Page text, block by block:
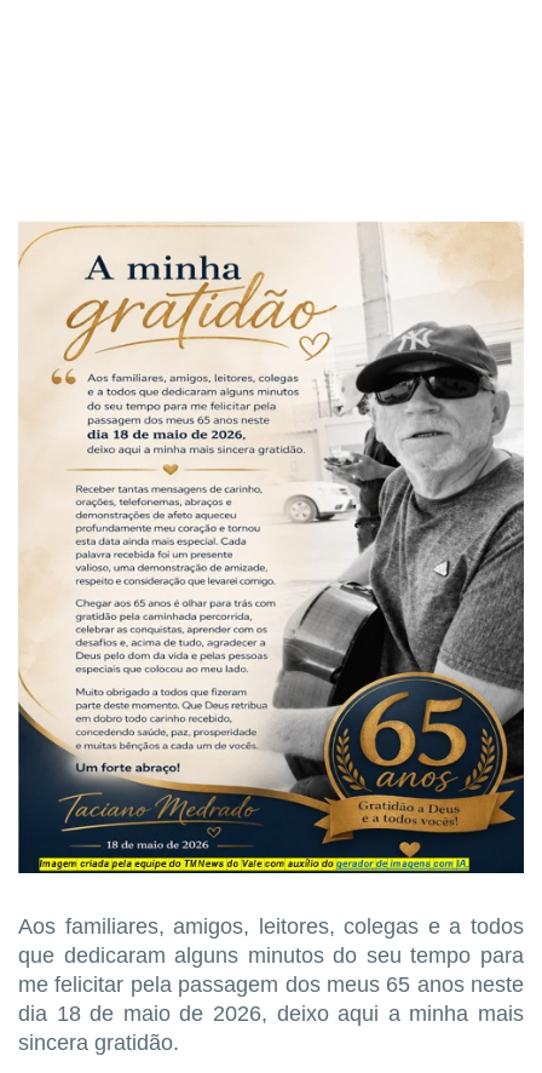
Aos familiares, amigos, leitores, colegas e a todos
que dedicaram alguns minutos do seu tempo para
me felicitar pela passagem dos meus 65 anos neste
dia 18 de maio de 2026, deixo aqui a minha mais
sincera gratidão.